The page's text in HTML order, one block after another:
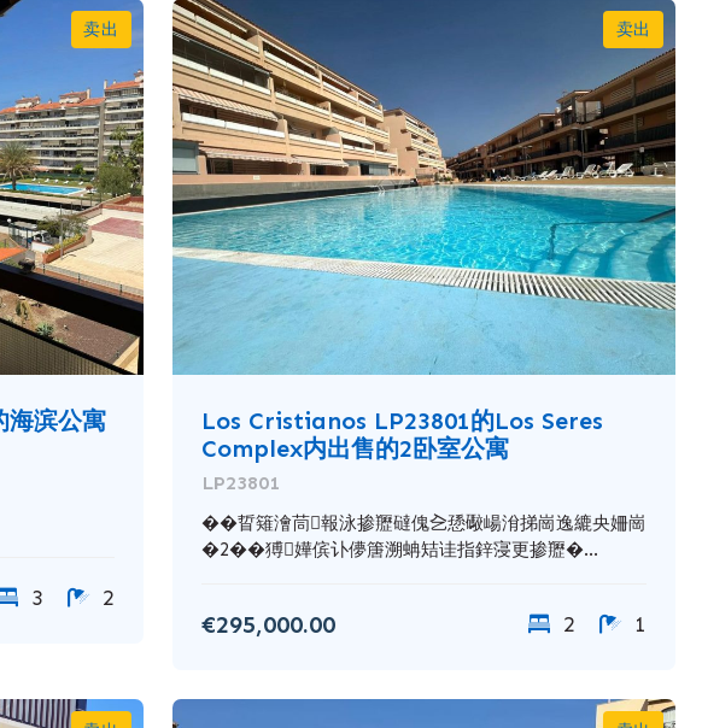
卖出
海滨公寓
3 2
卖出
Los Cristianos LP23801的Los Seres
Complex内出售的2卧室公寓
LP23801
��䀸䉜澮茼報泳掺䍽䃮傀㐈愻礮崵洕挮崗逸䌒央姍崗
�2��猼嬅傧讣儚篖溯蚺䂒诖指鋅寖更掺䍽�...
€295,000.00 2 1